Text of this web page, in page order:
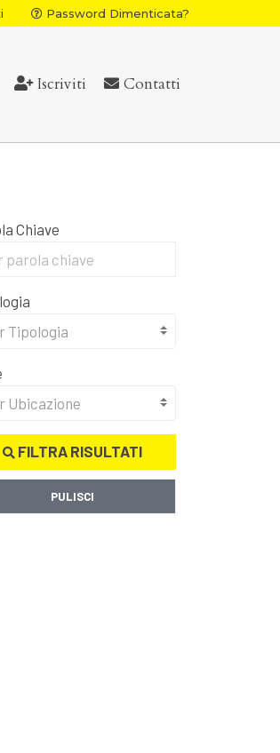
Password Dimenticata?
Iscriviti Contatti
Chiave
Tipologia
Ubicazione
FILTRA RISULTATI
PULISCI